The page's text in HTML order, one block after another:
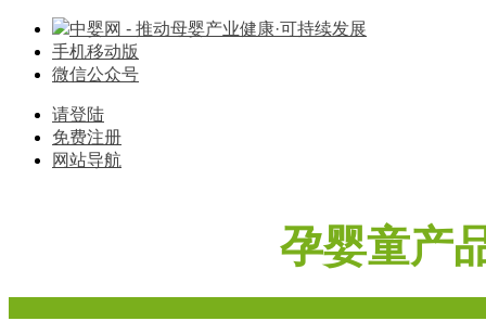
中婴网 - 推动母婴产业健康·可持续发展
手机移动版
微信公众号
请登陆
免费注册
网站导航
孕婴童产